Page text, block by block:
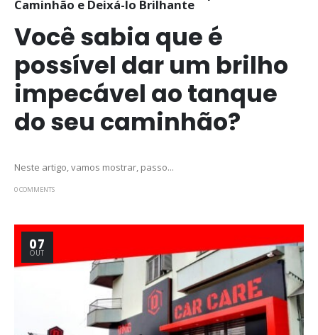
Caminhão e Deixá-lo Brilhante
Você sabia que é
possível dar um brilho
impecável ao tanque
do seu caminhão?
Neste artigo, vamos mostrar, passo...
0 COMMENTS
07
OUT